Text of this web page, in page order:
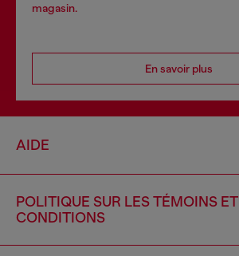
magasin.
En savoir plus
AIDE
POLITIQUE SUR LES TÉMOINS ET
CONDITIONS